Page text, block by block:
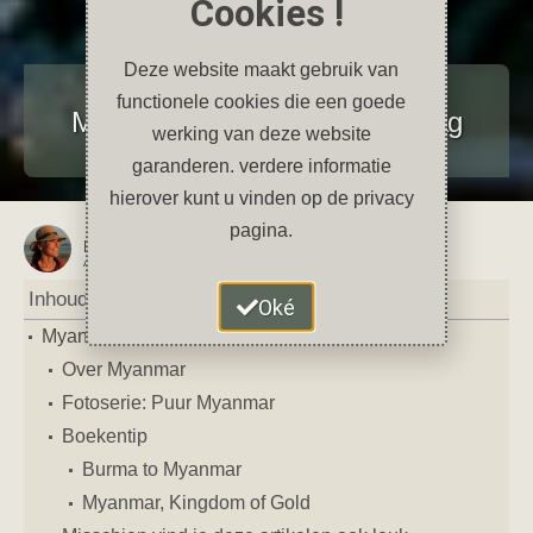
Reizen
Myanmar (Birma): een fotoverslag
december 23, 2023 2 reacties
Petra
AUTEUR VAN DIT ARTIKEL
Inhoud
Myanmar (Birma): een fotoverslag
Over Myanmar
Fotoserie: Puur Myanmar
Boekentip
Burma to Myanmar
Myanmar, Kingdom of Gold
Cookies !
Deze website maakt gebruik van
functionele cookies die een goede
werking van deze website
garanderen. verdere informatie
hierover kunt u vinden op de privacy
pagina.
Oké